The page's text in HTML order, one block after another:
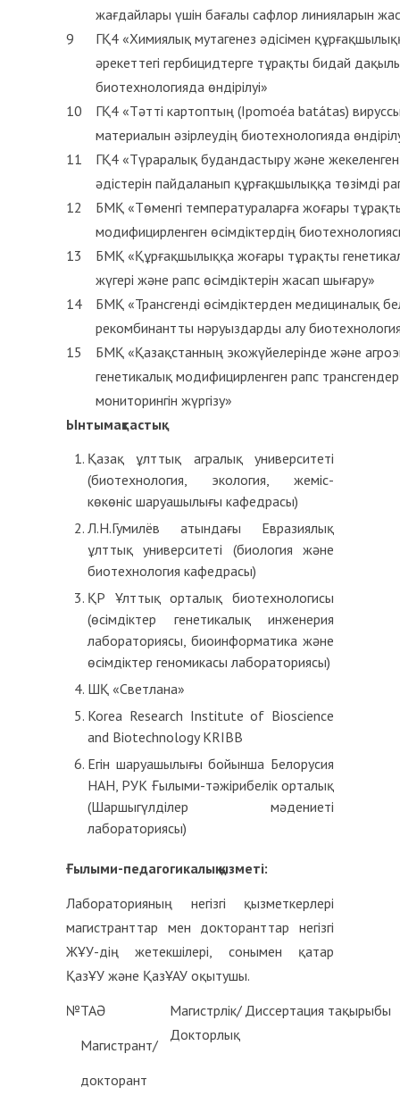
жағдайлары үшін бағалы сафлор линияларын
9
ГҚ4 «Химиялық мутагенез әдісімен
әрекеттегі гербицидтерге тұрақты бидай
биотехнологияда өндірілуі»
10
ГҚ4 «Тәтті картоптың (Ipomoéa batátas)
материалын әзірлеудің биотехнологияда
11
ГҚ4 «Түраралық будандастыру және
әдістерін пайдаланып құрғақшылыққа төзімді
12
БМҚ «Төменгі температураларға жоғары
модифицирленген өсімдіктердің
13
БМҚ «Құрғақшылыққа жоғары тұрақты
жүгері және рапс өсімдіктерін жасап шығару»
14
БМҚ «Трансгенді өсімдіктерден медициналық
рекомбинантты нәруыздарды алу
15
БМҚ «Қазақстанның экожүйелерінде және
генетикалық модифицирленген рапс
мониторингін жүргізу»
Ынтымақтастық:
Қазақ ұлттық агралық университеті
(биотехнология, экология, жеміс-
көкөніс шаруашылығы кафедрасы)
Л.Н.Гумилёв атындағы Евразиялық
ұлттық университеті (биология және
биотехнология кафедрасы)
ҚР Ұлттық орталық биотехнологисы
(өсімдіктер генетикалық инженерия
лабораториясы, биоинформатика және
өсімдіктер геномикасы лабораториясы)
ШҚ «Светлана»
Korea Research Institute of Bioscience
and Biotechnology KRIBB
Егін шаруашылығы бойынша Белорусия
НАН, РУК Ғылыми-тәжірибелік орталық
(Шаршыгүлділер мәдениеті
лабораториясы)
Ғылыми-педагогикалық қызметі:
Лабораторияның негізгі қызметкерлері
магистранттар мен докторанттар негізгі
ЖҰУ-дің жетекшілері, сонымен қатар
ҚазҰУ және ҚазҰАУ оқытушы.
№ТАӘ
Магистрант/
докторант
Магистрлік/
Докторлық
Диссертация тақырыбы